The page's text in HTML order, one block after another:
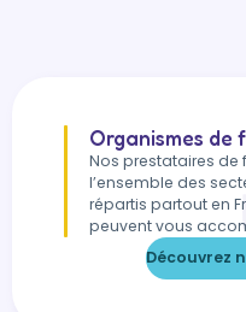
Organismes de
Nos prestataires
l’ensemble des
répartis partout en
peuvent vous
Découvrez